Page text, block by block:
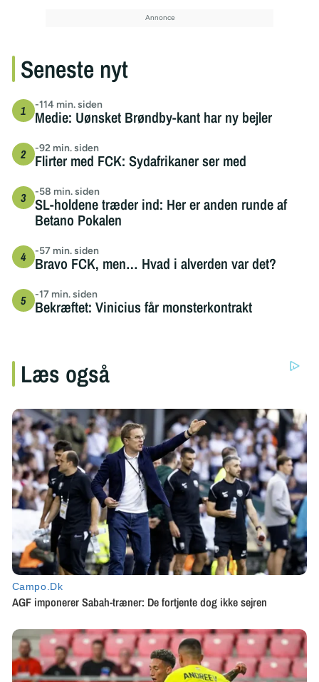
Seneste nyt
-114 min. siden
Medie: Uønsket Brøndby-kant har ny bejler
-92 min. siden
Flirter med FCK: Sydafrikaner ser med
-58 min. siden
SL-holdene træder ind: Her er anden runde af
Betano Pokalen
-57 min. siden
Bravo FCK, men… Hvad i alverden var det?
-17 min. siden
Bekræftet: Vinicius får monsterkontrakt